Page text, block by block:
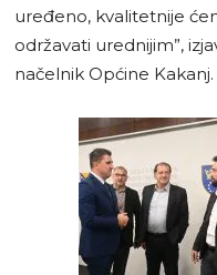
uređeno, kvalitetnije
održavati urednijim”,
načelnik Općine Kakanj.